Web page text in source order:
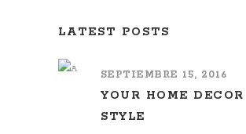
LATEST POSTS
SEPTIEMBRE 15, 2016
YOUR HOME DECOR
STYLE